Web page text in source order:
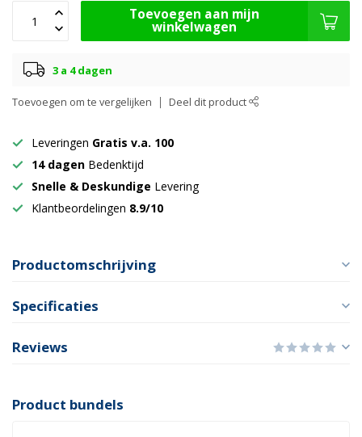
Toevoegen aan mijn
winkelwagen
3 a 4 dagen
Toevoegen om te vergelijken Deel dit product
Leveringen Gratis v.a. 100
14 dagen Bedenktijd
Snelle & Deskundige Levering
Klantbeordelingen 8.9/10
Productomschrijving
Specificaties
Reviews
Product bundels